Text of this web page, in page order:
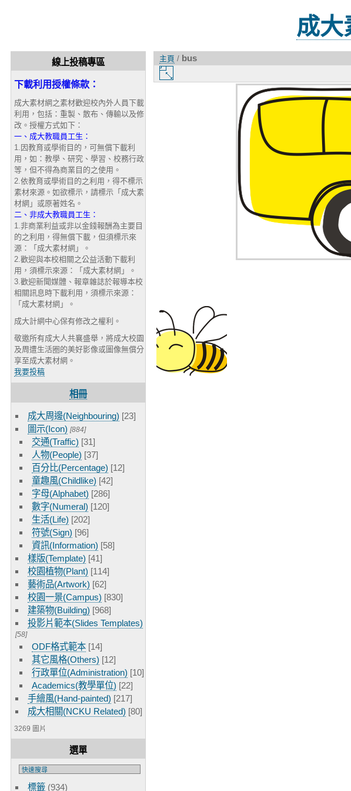
成
線上投稿專區
下載利用授權條款：
成大素材網之素材歡迎校內外人員下載
利用，包括：重製、散布、傳輸以及修
改。授權方式如下：
一、成大教職員工生：
1.因教育或學術目的，可無償下載利
用，如：教學、研究、學習、校務行政
等，但不得為商業目的之使用。
2.依教育或學術目的之利用，得不標示
素材來源。如欲標示，請標示「成大素
材網」或原著姓名。
二、非成大教職員工生：
1.非商業利益或非以金錢報酬為主要目
的之利用，得無償下載，但須標示來
源：「成大素材網」。
2.歡迎與本校相關之公益活動下載利
用，須標示來源：「成大素材網」。
3.歡迎新聞媒體、報章雜誌於報導本校
相關訊息時下載利用，須標示來源：
「成大素材網」。
成大計網中心保有修改之權利。
敬邀所有成大人共襄盛舉，將成大校園
及周遭生活圈的美好影像或圖像無償分
享至成大素材網。
我要投稿
相冊
成大周邊(Neighbouring) [23]
圖示(Icon) [884]
交通(Traffic) [31]
人物(People) [37]
百分比(Percentage) [12]
童趣風(Childlike) [42]
字母(Alphabet) [286]
數字(Numeral) [120]
生活(Life) [202]
符號(Sign) [96]
資訊(Information) [58]
樣版(Template) [41]
校園植物(Plant) [114]
藝術品(Artwork) [62]
校園一景(Campus) [830]
建築物(Building) [968]
投影片範本(Slides Templates)
[58]
ODF格式範本 [14]
其它風格(Others) [12]
行政單位(Administration) [10]
Academics(教學單位) [22]
手繪風(Hand-painted) [217]
成大相關(NCKU Related) [80]
3269 圖片
選單
標籤 (934)
主頁 / bus
片